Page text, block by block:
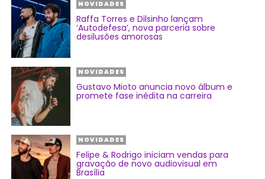
NOVIDADES
Raffa Torres e Dilsinho lançam
‘Autodefesa’, nova parceria sobre
desilusões amorosas
NOVIDADES
Gustavo Mioto anuncia novo álbum e
promete fase inédita na carreira
NOVIDADES
Felipe & Rodrigo iniciam vendas para
gravação de novo audiovisual em
Brasília